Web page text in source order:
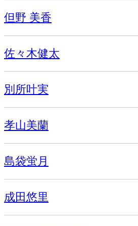
但野 美香
佐々木健太
別所叶実
孝山美蘭
島袋蛍月
成田悠里